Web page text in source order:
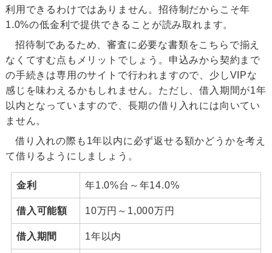
利用できるわけではありません。招待制だからこそ年
1.0%の低金利で提供できることが読み取れます。
招待制であるため、審査に必要な書類をこちらで揃え
なくてすむ点もメリットでしょう。申込みから契約まで
の手続きは専用のサイトで行われますので、少しVIPな
感じを味わえるかもしれません。ただし、借入期間が1年
以内となっていますので、長期の借り入れには向いてい
ません。
借り入れの際も1年以内に必ず返せる額かどうかを考え
て借りるようにしましょう。
金利 年1.0%台～年14.0%
借入可能額 10万円～1,000万円
借入期間 1年以内